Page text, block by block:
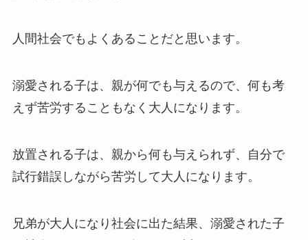
人間社会でもよくあることだと思います。
溺愛される子は、親が何でも与えるので、何も考
えず苦労することもなく大人になります。
放置される子は、親から何も与えられず、自分で
試行錯誤しながら苦労して大人になります。
兄弟が大人になり社会に出た結果、溺愛された子